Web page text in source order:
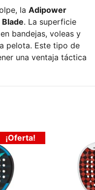
la Adipower
Blade. La superficie
bandejas, voleas y
tipo de
una ventaja táctica
¡Oferta!